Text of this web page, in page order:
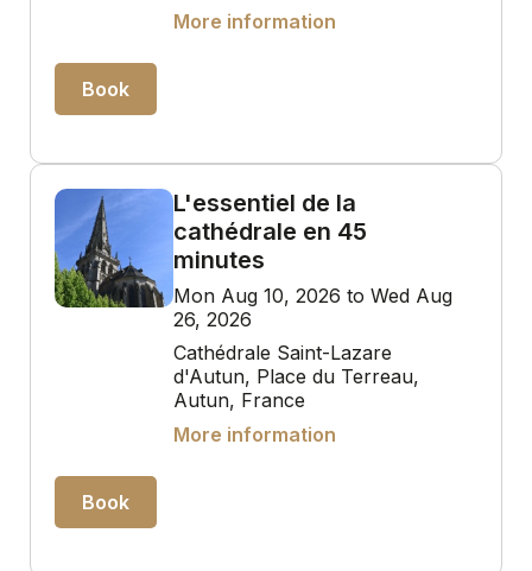
More information
Book
L'essentiel de la
cathédrale en 45
minutes
Mon Aug 10, 2026 to Wed Aug
26, 2026
Cathédrale Saint-Lazare
d'Autun, Place du Terreau,
Autun, France
More information
Book